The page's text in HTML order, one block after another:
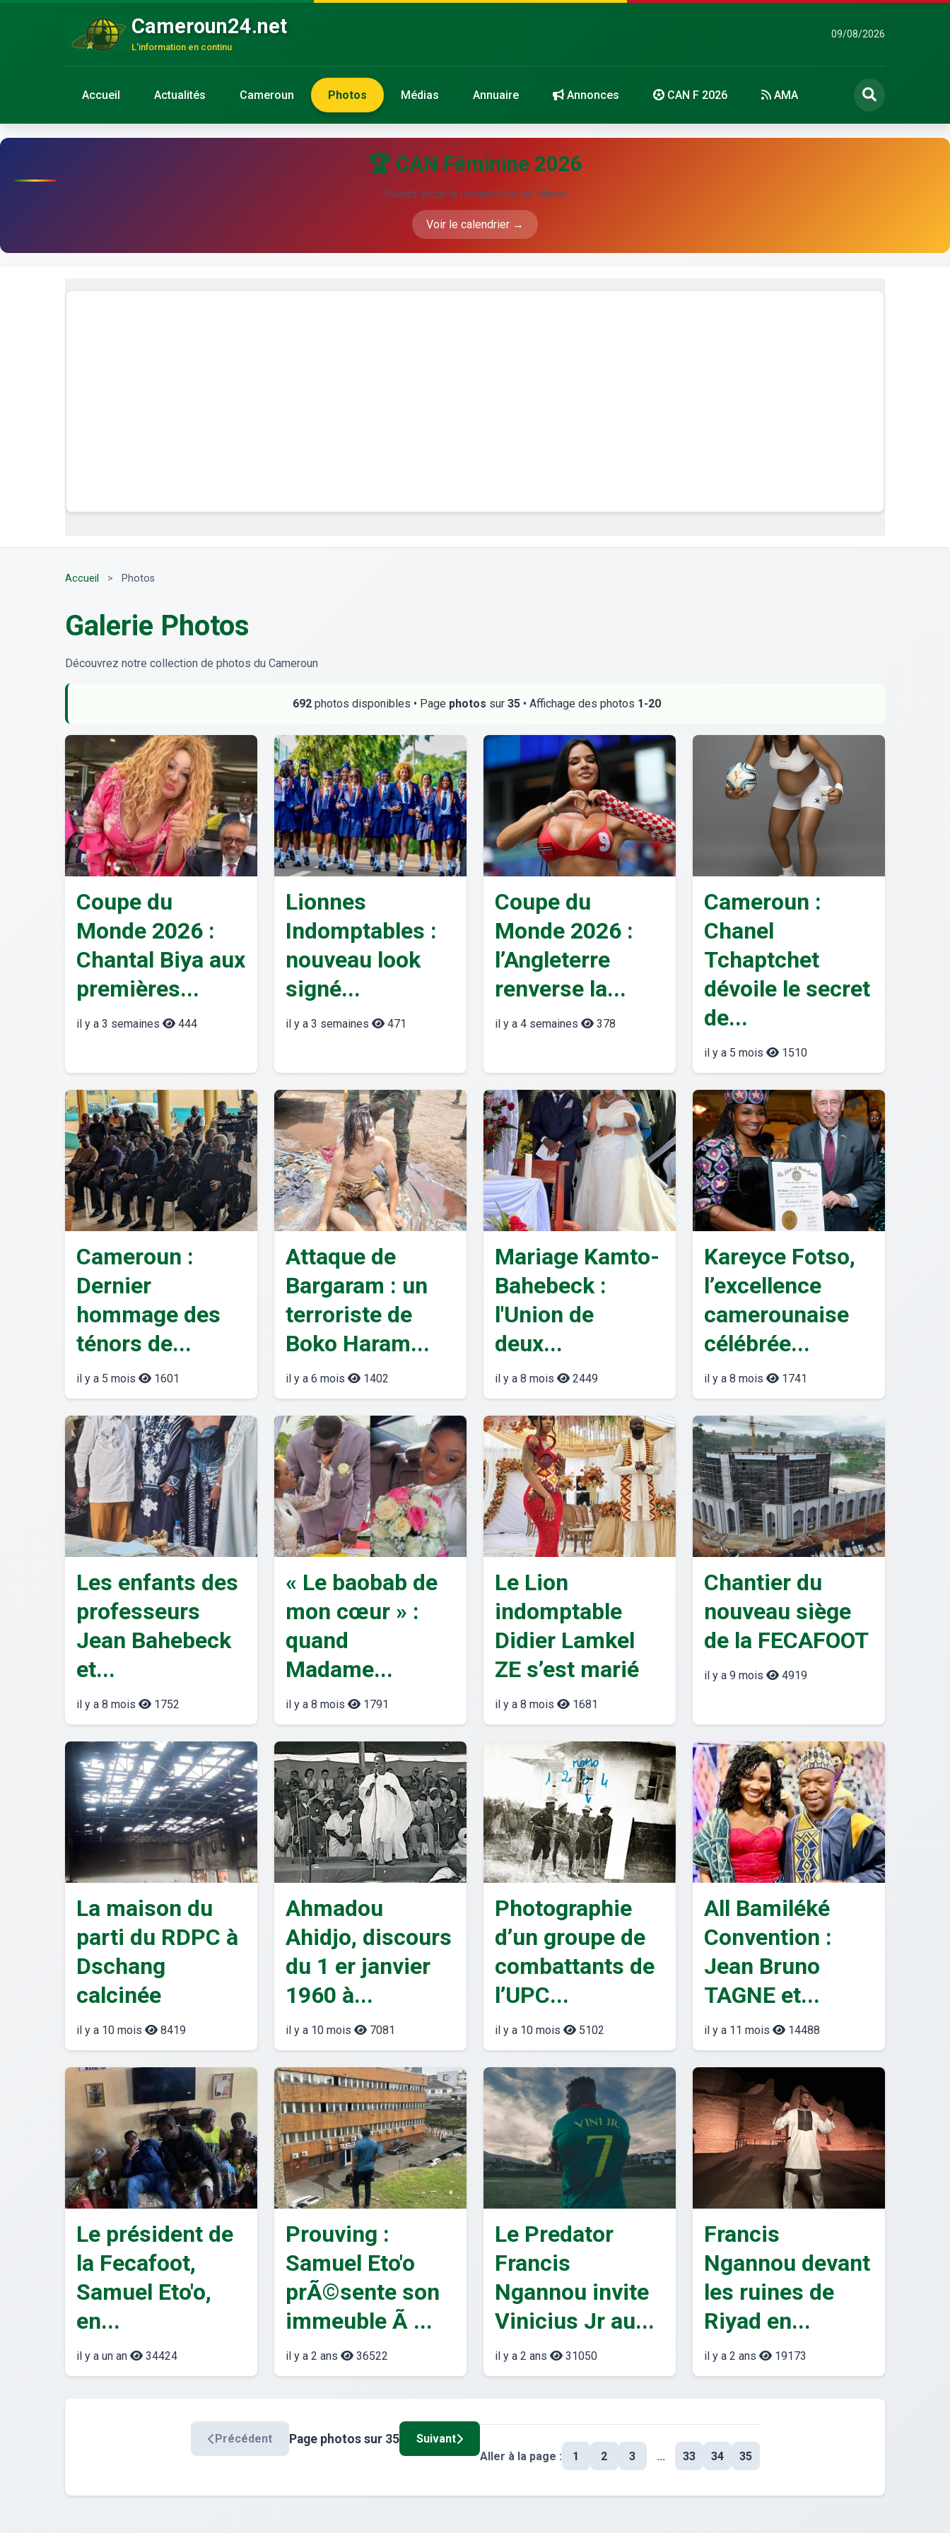
Cameroun24.net
L'information en continu
09/08/2026
Accueil Actualités Cameroun Photos Médias Annuaire Annonces CAN F 2026 AMA
🏆 CAN Féminine 2026
Suivez toute la compétition au Maroc
Voir le calendrier →
Accueil > Photos
Galerie Photos
Découvrez notre collection de photos du Cameroun
692photos disponibles • Page photos sur 35• Affichage des photos 1-20
Coupe du
Monde 2026 :
Chantal Biya aux
premières...
il y a 3 semaines 444
Lionnes
Indomptables :
nouveau look
signé...
il y a 3 semaines 471
Coupe du
Monde 2026 :
l’Angleterre
renverse la...
il y a 4 semaines 378
Cameroun :
Chanel
Tchaptchet
dévoile le secret
de...
il y a 5 mois 1510
Cameroun :
Dernier
hommage des
ténors de...
il y a 5 mois 1601
Attaque de
Bargaram : un
terroriste de
Boko Haram...
il y a 6 mois 1402
Mariage Kamto-
Bahebeck :
l'Union de
deux...
il y a 8 mois 2449
Kareyce Fotso,
l’excellence
camerounaise
célébrée...
il y a 8 mois 1741
Les enfants des
professeurs
Jean Bahebeck
et...
il y a 8 mois 1752
« Le baobab de
mon cœur » :
quand
Madame...
il y a 8 mois 1791
Le Lion
indomptable
Didier Lamkel
ZE s’est marié
il y a 8 mois 1681
Chantier du
nouveau siège
de la FECAFOOT
il y a 9 mois 4919
La maison du
parti du RDPC à
Dschang
calcinée
il y a 10 mois 8419
Ahmadou
Ahidjo, discours
du 1 er janvier
1960 à...
il y a 10 mois 7081
Photographie
d’un groupe de
combattants de
l’UPC...
il y a 10 mois 5102
All Bamiléké
Convention :
Jean Bruno
TAGNE et...
il y a 11 mois 14488
Le président de
la Fecafoot,
Samuel Eto'o,
en...
il y a un an 34424
Prouving :
Samuel Eto'o
prÃ©sente son
immeuble Ã ...
il y a 2 ans 36522
Le Predator
Francis
Ngannou invite
Vinicius Jr au...
il y a 2 ans 31050
Francis
Ngannou devant
les ruines de
Riyad en...
il y a 2 ans 19173
Précédent Page photossur 35
Suivant
Aller à la page :
1 2 3 ... 33 34 35